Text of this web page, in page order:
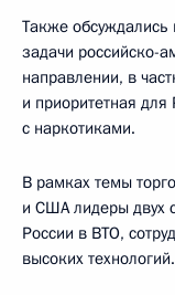
Также
задачи российско-
направлении, в
и приоритетная для
с наркотиками.
В рамках темы
и США лидеры двух
России в ВТО,
высоких технологий.